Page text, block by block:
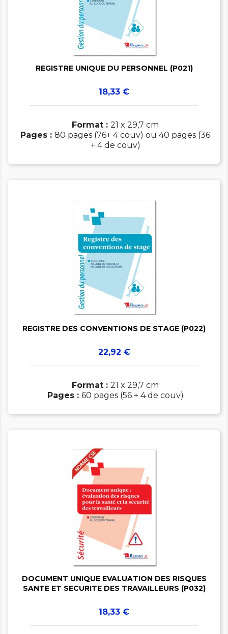


REGISTRE UNIQUE DU PERSONNEL (P021)
Prix
18,33 €
Format : 21 x 29,7 cm
Pages : 80 pages (76+ 4 couv) ou 40 pages (36
+ 4 de couv)


REGISTRE DES CONVENTIONS DE STAGE (P022)
Prix
22,92 €
Format : 21 x 29,7 cm
Pages : 60 pages (56 + 4 de couv)


DOCUMENT UNIQUE EVALUATION DES RISQUES
SANTE ET SECURITE DES TRAVAILLEURS (P032)
Prix
18,33 €